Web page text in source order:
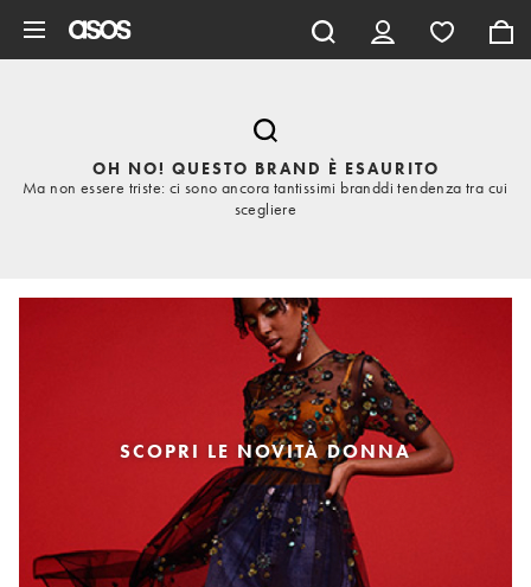
OH NO! QUESTO BRAND È ESAURITO
Ma non essere triste: ci sono ancora tantissimi branddi tendenza tra cui
scegliere
SCOPRI LE NOVITÀ DONNA